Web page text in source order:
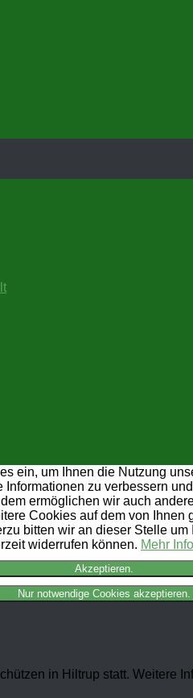
in Hiltrup statt. Weitere
ein, um Ihnen die Nutzung
Informationen zu verbessern
ermöglichen wir auch
Cookies auf dem von Ihnen
bitten wir an dieser Stelle um
widerrufen können. Mehr
Akzeptieren.
Nur notwendige Cookies akzeptieren.